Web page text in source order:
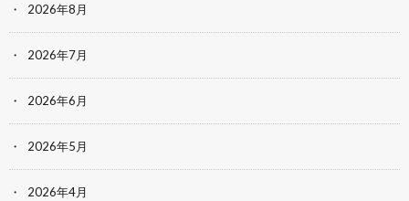
2026年8月
2026年7月
2026年6月
2026年5月
2026年4月